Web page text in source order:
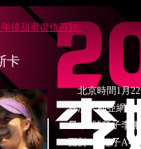
年後甜蜜復仇莎娃
卡
北京時間1月22
賽澳大利亞網球
量，6號種子李
面對4號種子A-